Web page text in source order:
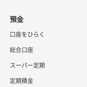
預金
口座をひらく
総合口座
スーパー定期
定期積金